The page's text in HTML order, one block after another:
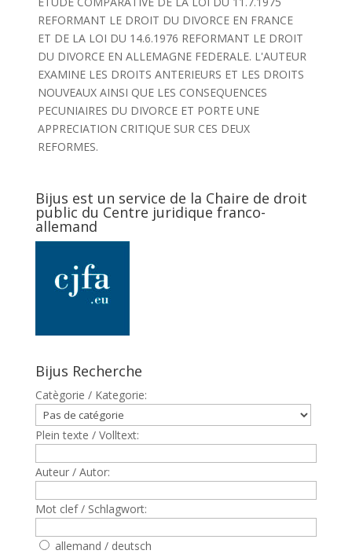
REFORMANT LE DROIT DU DIVORCE EN FRANCE
ET DE LA LOI DU 14.6.1976 REFORMANT LE DROIT
DU DIVORCE EN ALLEMAGNE FEDERALE. L'AUTEUR
EXAMINE LES DROITS ANTERIEURS ET LES DROITS
NOUVEAUX AINSI QUE LES CONSEQUENCES
PECUNIAIRES DU DIVORCE ET PORTE UNE
APPRECIATION CRITIQUE SUR CES DEUX
REFORMES.
Bijus est un service de la Chaire de droit
public du Centre juridique franco-
allemand
Bijus Recherche
Catègorie / Kategorie:
Plein texte / Volltext:
Auteur / Autor:
Mot clef / Schlagwort:
allemand / deutsch